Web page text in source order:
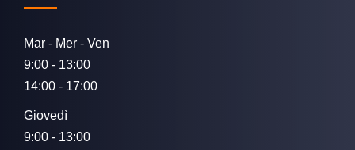
Mar - Mer - Ven
9:00 - 13:00
14:00 - 17:00
Giovedì
9:00 - 13:00